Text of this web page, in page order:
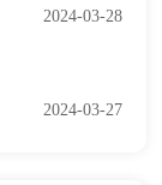
2024-03-28
2024-03-27